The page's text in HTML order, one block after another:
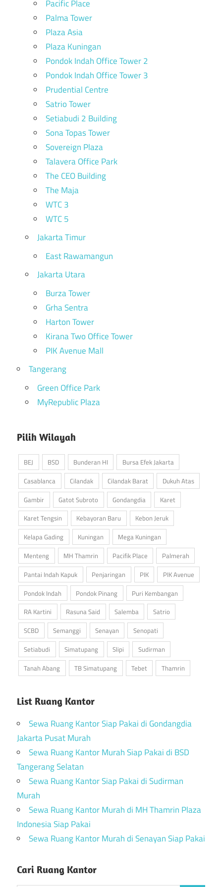
Pacific Place
Palma Tower
Plaza Asia
Plaza Kuningan
Pondok Indah Office Tower 2
Pondok Indah Office Tower 3
Prudential Centre
Satrio Tower
Setiabudi 2 Building
Sona Topas Tower
Sovereign Plaza
Talavera Office Park
The CEO Building
The Maja
WTC 3
WTC 5
Jakarta Timur
East Rawamangun
Jakarta Utara
Burza Tower
Grha Sentra
Harton Tower
Kirana Two Office Tower
PIK Avenue Mall
Tangerang
Green Office Park
MyRepublic Plaza
Pilih Wilayah
BEJ BSD Bunderan HI
Bursa Efek Jakarta
Casablanca
Cilandak Cilandak Barat
Dukuh Atas
Gambir
Gatot Subroto Gondangdia
Karet
Karet Tengsin
Kebayoran Baru
Kebon Jeruk
Kelapa Gading
Kuningan
Mega Kuningan
Menteng
MH Thamrin Pacifik Place
Palmerah
Pantai Indah Kapuk
Penjaringan PIK
PIK Avenue
Pondok Indah
Pondok Pinang
Puri Kembangan
RA Kartini
Rasuna Said Salemba
Satrio
SCBD
Semanggi Senayan
Senopati
Setiabudi
Simatupang Slipi
Sudirman
Tanah Abang
TB Simatupang Tebet Thamrin
List Ruang Kantor
Sewa Ruang Kantor Siap Pakai di Gondangdia
Jakarta Pusat Murah
Sewa Ruang Kantor Murah Siap Pakai di BSD
Tangerang Selatan
Sewa Ruang Kantor Siap Pakai di Sudirman
Murah
Sewa Ruang Kantor Murah di MH Thamrin Plaza
Indonesia Siap Pakai
Sewa Ruang Kantor Murah di Senayan Siap Pakai
Cari Ruang Kantor